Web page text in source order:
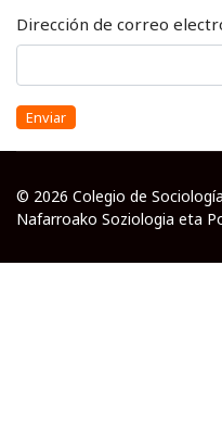
Dirección de correo
Enviar
© 2026 Colegio de
Nafarroako Soziologia eta